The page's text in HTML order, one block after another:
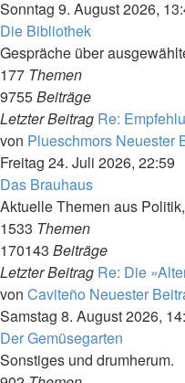
Sonntag 9. August 2026,
Die Bibliothek
Gespräche über
177 Themen
9755Beiträge
Letzter Beitrag Re:
von Plueschmors Neuester
Freitag 24. Juli 2026, 22:59
Das Brauhaus
Aktuelle Themen aus
1533 Themen
170143 Beiträge
Letzter Beitrag Re: Die
von Caviteño Neuester
Samstag 8. August 2026,
Der Gemüsegarten
Sonstiges und drumherum.